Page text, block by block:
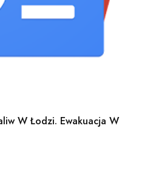
W Łodzi. Ewakuacja W